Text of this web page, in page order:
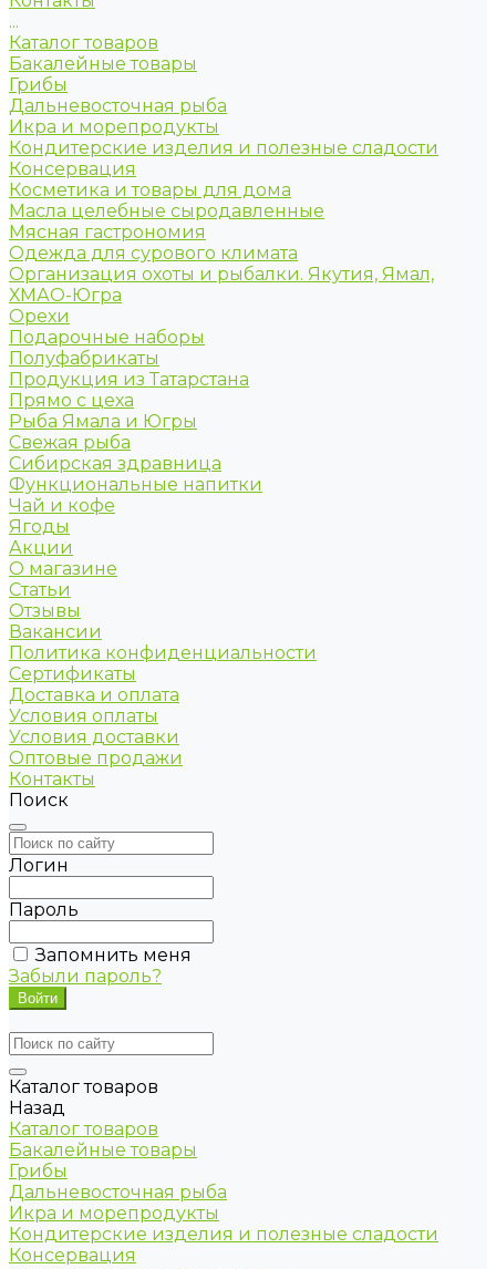
...
Каталог товаров
Бакалейные товары
Грибы
Дальневосточная рыба
Икра и морепродукты
Кондитерские изделия и полезные сладости
Консервация
Косметика и товары для дома
Масла целебные сыродавленные
Мясная гастрономия
Одежда для сурового климата
Организация охоты и рыбалки. Якутия, Ямал,
ХМАО-Югра
Орехи
Подарочные наборы
Полуфабрикаты
Продукция из Татарстана
Прямо с цеха
Рыба Ямала и Югры
Свежая рыба
Сибирская здравница
Функциональные напитки
Чай и кофе
Ягоды
Акции
О магазине
Статьи
Отзывы
Вакансии
Политика конфиденциальности
Сертификаты
Доставка и оплата
Условия оплаты
Условия доставки
Оптовые продажи
Контакты
Поиск
Логин
Пароль
Запомнить меня
Забыли пароль?
Каталог товаров
Назад
Каталог товаров
Бакалейные товары
Грибы
Дальневосточная рыба
Икра и морепродукты
Кондитерские изделия и полезные сладости
Консервация